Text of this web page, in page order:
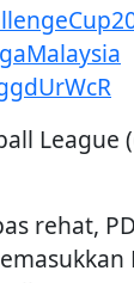
League
rehat,